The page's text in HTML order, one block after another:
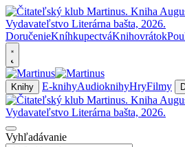
DoručenieKníhkupectváKnihovrátok
Knihy E-knihyAudioknihyHryFilmy
Vyhľadávanie